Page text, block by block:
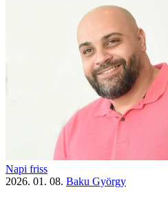
Napi friss
2026. 01. 08. Baku György